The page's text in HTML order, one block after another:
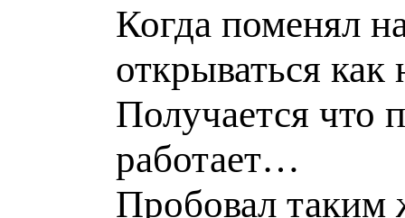
Когда поменял
открываться как
Получается что
работает…
Пробовал таким